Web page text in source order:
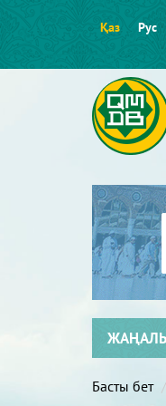
Қаз Рус
Басты бет